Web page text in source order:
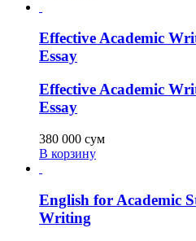
Effective Academic
Essay
Effective Academic
Essay
380 000 сум
В корзину
English for Academic
Writing